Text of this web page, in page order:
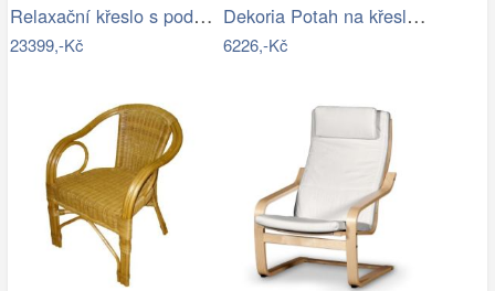
Relaxační křeslo s podnožkou Dekorhome
23399,-Kč
Dekoria Potah na křeslo IKEA Ekeskog,…
6226,-Kč